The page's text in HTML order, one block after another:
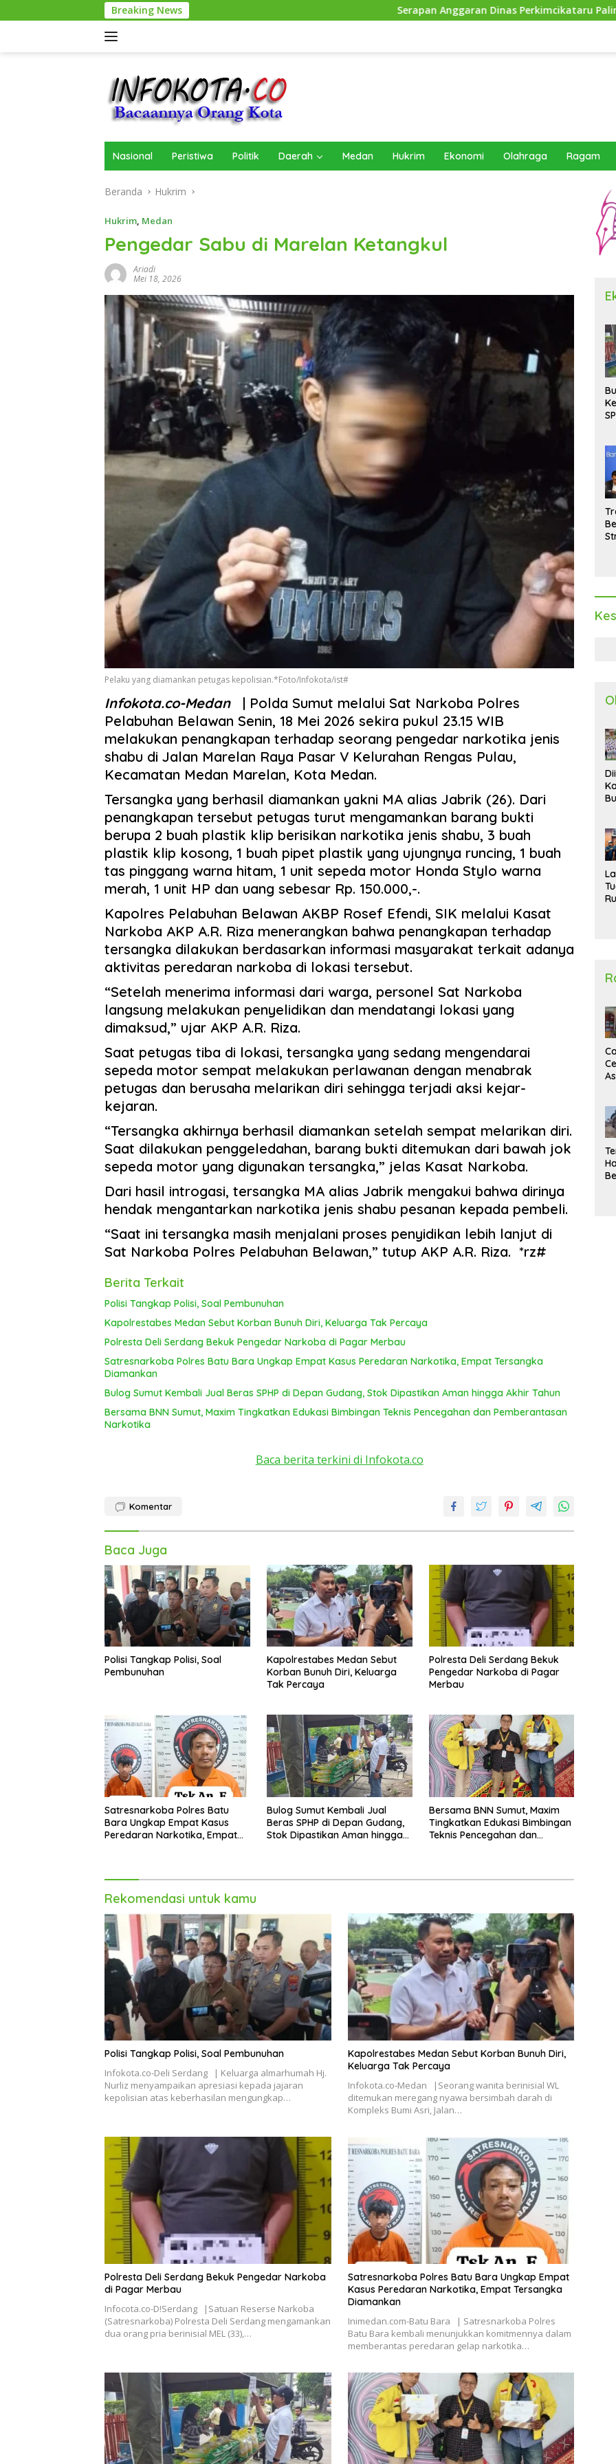
ke
Breaking News Serapan Anggaran Dinas Perkimcikataru Paling Buruk, Plh
Nasional Peristiwa Politik Daerah Medan Hukrim Ekonomi Olahraga Ragam
Beranda Hukrim
Hukrim, Medan
Pengedar Sabu di Marelan Ketangkul
Ariadi
Mei 18, 2026
Pelaku yang diamankan petugas kepolisian.*Foto/Infokota/ist#
Infokota.co-Medan
| Polda Sumut melalui Sat Narkoba Polres
Pelabuhan Belawan Senin, 18 Mei 2026 sekira pukul 23.15 WIB
melakukan penangkapan terhadap seorang pengedar narkotika jenis
shabu di Jalan Marelan Raya Pasar V Kelurahan Rengas Pulau,
Kecamatan Medan Marelan, Kota Medan.
Tersangka yang berhasil diamankan yakni MA alias Jabrik (26). Dari
penangkapan tersebut petugas turut mengamankan barang bukti
berupa 2 buah plastik klip berisikan narkotika jenis shabu, 3 buah
plastik klip kosong, 1 buah pipet plastik yang ujungnya runcing, 1 buah
tas pinggang warna hitam, 1 unit sepeda motor Honda Stylo warna
merah, 1 unit HP dan uang sebesar Rp. 150.000,-.
Kapolres Pelabuhan Belawan AKBP Rosef Efendi, SIK melalui Kasat
Narkoba AKP A.R. Riza menerangkan bahwa penangkapan terhadap
tersangka dilakukan berdasarkan informasi masyarakat terkait adanya
aktivitas peredaran narkoba di lokasi tersebut.
“Setelah menerima informasi dari warga, personel Sat Narkoba
langsung melakukan penyelidikan dan mendatangi lokasi yang
dimaksud,” ujar AKP A.R. Riza.
Saat petugas tiba di lokasi, tersangka yang sedang mengendarai
sepeda motor sempat melakukan perlawanan dengan menabrak
petugas dan berusaha melarikan diri sehingga terjadi aksi kejar-
kejaran.
“Tersangka akhirnya berhasil diamankan setelah sempat melarikan diri.
Saat dilakukan penggeledahan, barang bukti ditemukan dari bawah jok
sepeda motor yang digunakan tersangka,” jelas Kasat Narkoba.
Dari hasil introgasi, tersangka MA alias Jabrik mengakui bahwa dirinya
hendak mengantarkan narkotika jenis shabu pesanan kepada pembeli.
“Saat ini tersangka masih menjalani proses penyidikan lebih lanjut di
Sat Narkoba Polres Pelabuhan Belawan,” tutup AKP A.R. Riza. *rz#
Berita Terkait
Polisi Tangkap Polisi, Soal Pembunuhan
Kapolrestabes Medan Sebut Korban Bunuh Diri, Keluarga Tak Percaya
Polresta Deli Serdang Bekuk Pengedar Narkoba di Pagar Merbau
Satresnarkoba Polres Batu Bara Ungkap Empat Kasus Peredaran Narkotika, Empat Tersangka
Diamankan
Bulog Sumut Kembali Jual Beras SPHP di Depan Gudang, Stok Dipastikan Aman hingga Akhir Tahun
Bersama BNN Sumut, Maxim Tingkatkan Edukasi Bimbingan Teknis Pencegahan dan Pemberantasan
Narkotika
Baca berita terkini di Infokota.co
Komentar
Baca Juga
Polisi Tangkap Polisi, Soal
Pembunuhan
Kapolrestabes Medan Sebut
Korban Bunuh Diri, Keluarga
Tak Percaya
Polresta Deli Serdang Bekuk
Pengedar Narkoba di Pagar
Merbau
Satresnarkoba Polres Batu
Bara Ungkap Empat Kasus
Peredaran Narkotika, Empat
Bulog Sumut Kembali Jual
Beras SPHP di Depan Gudang,
Stok Dipastikan Aman hingga
Bersama BNN Sumut, Maxim
Tingkatkan Edukasi Bimbingan
Teknis Pencegahan dan
Rekomendasi untuk kamu
Polisi Tangkap Polisi, Soal Pembunuhan
Infokota.co-Deli Serdang | Keluarga almarhumah Hj.
Nurliz menyampaikan apresiasi kepada jajaran
kepolisian atas keberhasilan mengungkap…
Kapolrestabes Medan Sebut Korban Bunuh Diri,
Keluarga Tak Percaya
Infokota.co-Medan |Seorang wanita berinisial WL
ditemukan meregang nyawa bersimbah darah di
Kompleks Bumi Asri, Jalan…
Polresta Deli Serdang Bekuk Pengedar Narkoba
di Pagar Merbau
Infocota.co-D!Serdang |Satuan Reserse Narkoba
(Satresnarkoba) Polresta Deli Serdang mengamankan
dua orang pria berinisial MEL (33),…
Satresnarkoba Polres Batu Bara Ungkap Empat
Kasus Peredaran Narkotika, Empat Tersangka
Diamankan
Inimedan.com-Batu Bara | Satresnarkoba Polres
Batu Bara kembali menunjukkan komitmennya dalam
memberantas peredaran gelap narkotika…